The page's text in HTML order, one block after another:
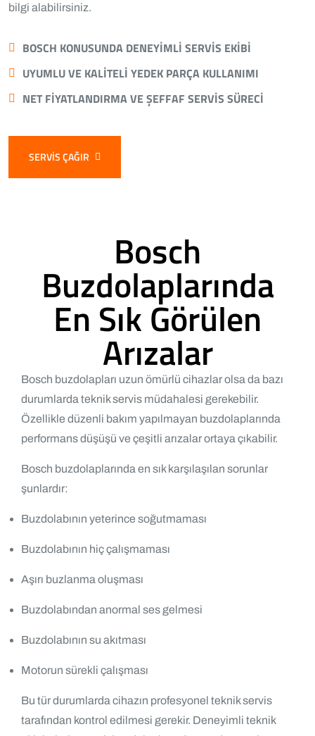
bilgi alabilirsiniz.
BOSCH KONUSUNDA DENEYIMLI SERVIS EKIBI
UYUMLU VE KALITELI YEDEK PARÇA KULLANIMI
NET FIYATLANDIRMA VE ŞEFFAF SERVIS SÜRECI
SERVIS ÇAĞIR
Bosch
Buzdolaplarında
En Sık Görülen
Arızalar
Bosch buzdolapları uzun ömürlü cihazlar olsa da bazı
durumlarda teknik servis müdahalesi gerekebilir.
Özellikle düzenli bakım yapılmayan buzdolaplarında
performans düşüşü ve çeşitli arızalar ortaya çıkabilir.
Bosch buzdolaplarında en sık karşılaşılan sorunlar
şunlardır:
Buzdolabının yeterince soğutmaması
Buzdolabının hiç çalışmaması
Aşırı buzlanma oluşması
Buzdolabından anormal ses gelmesi
Buzdolabının su akıtması
Motorun sürekli çalışması
Bu tür durumlarda cihazın profesyonel teknik servis
tarafından kontrol edilmesi gerekir. Deneyimli teknik